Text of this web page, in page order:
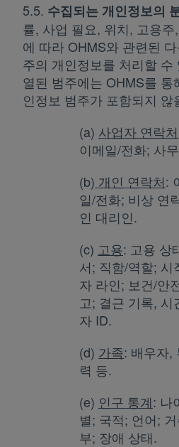
5.5. 수집되는 개인정보의
률, 사업 필요, 위치, 고용
에 따라 OHMS와 관련된
주의 개인정보를 처리할
열된 범주에는 OHMS를 통
인정보 범주가 포함되지 않
(a) 사업자 연락처
이메일/전화; 사
(b) 개인 연락처:
일/전화; 비상 연
인 대리인.
(c) 고용: 고용 상
서; 직함/역할; 시
자 라인; 보건/안
고; 결근 기록,
자 ID.
(d) 가족: 배우자,
력 등.
(e) 인구 통계: 나
별; 국적; 언어;
부; 장애 상태.